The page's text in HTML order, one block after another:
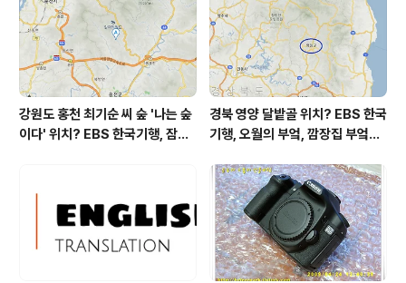
선 (오후) = 보통 대기상태는 어제보다 조..
강원도 홍천 최기순 씨 숲 '나는 숲
이다' 위치? EBS 한국기행, 잠시
강원도 홍천군 가볼 만한 곳, (구)
까르돈, kbs 인간극장
경북 영양 달밭골 위치? EBS 한국
기행, 오월의 부엌, 깜장집 부엌은
어디? / 경상북도 영양군 가볼 만
한 곳, 영양읍 상원리. KBS 인간극
장 임분노미 할머니